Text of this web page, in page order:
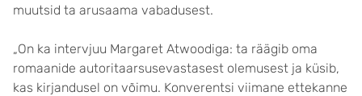
muutsid ta arusaama vabadusest.
„On ka intervjuu Margaret Atwoodiga: ta räägib oma
romaanide autoritaarsusevastasest olemusest ja küsib,
kas kirjandusel on võimu. Konverentsi viimane ettekanne